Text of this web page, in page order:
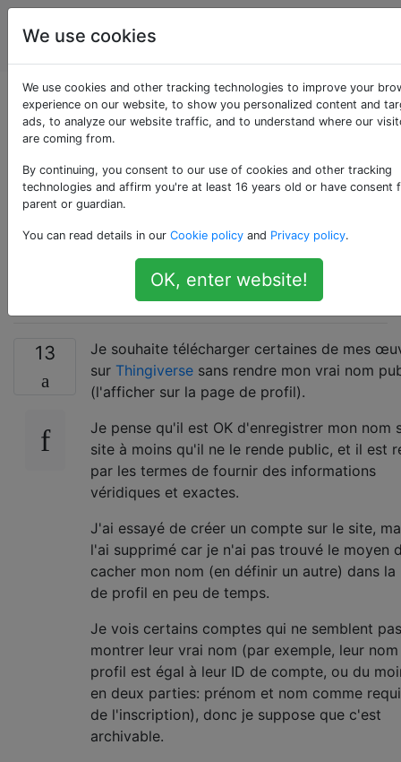
impression
en 3D
Comment télécharger
mes œuvres sur
Thingiverse sans
rendre mon vrai nom
13
Je souhaite télécharger certaines de mes
sur Thingiverse sans rendre mon vrai nom
(l'afficher sur la page de profil).
Je pense qu'il est OK d'enregistrer mon nom
site à moins qu'il ne le rende public, et il est
par les termes de fournir des informations
véridiques et exactes.
J'ai essayé de créer un compte sur le site,
l'ai supprimé car je n'ai pas trouvé le moyen
cacher mon nom (en définir un autre) dans la
de profil en peu de temps.
Je vois certains comptes qui ne semblent pas
montrer leur vrai nom (par exemple, leur
profil est égal à leur ID de compte, ou du
en deux parties: prénom et nom comme
de l'inscription), donc je suppose que c'est
archivable.
We use cookies
We use cookies and other tracking technologies to improve your
experience on our website, to show you personalized content and
ads, to analyze our website traffic, and to understand where our
are coming from.
By continuing, you consent to our use of cookies and other tracking
technologies and affirm you're at least 16 years old or have consent
parent or guardian.
You can read details in our Cookie policy and Privacy policy.
OK, enter website!